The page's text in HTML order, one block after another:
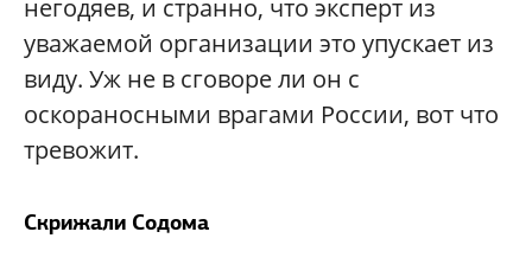
негодяев, и странно, что эксперт из
уважаемой организации это упускает из
виду. Уж не в сговоре ли он с
оскораносными врагами России, вот что
тревожит.
Скрижали Содома